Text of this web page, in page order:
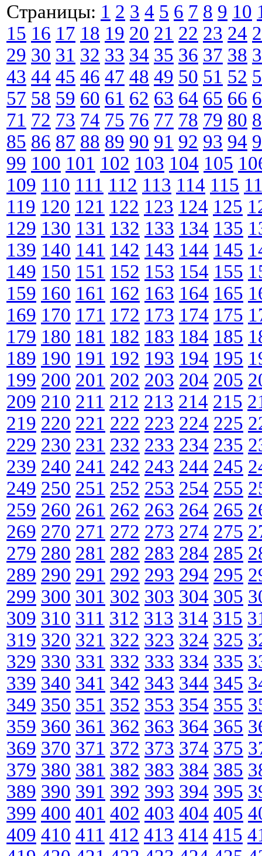
Страницы: 1 2 3 4 5 6 7 8 9 10
15 16 17 18 19 20 21 22 23 24
29 30 31 32 33 34 35 36 37 38
43 44 45 46 47 48 49 50 51 52
57 58 59 60 61 62 63 64 65 66
71 72 73 74 75 76 77 78 79 80
85 86 87 88 89 90 91 92 93 94
99 100 101 102 103 104 105
109 110 111 112 113 114 115
119 120 121 122 123 124 125
129 130 131 132 133 134 135
139 140 141 142 143 144 145
149 150 151 152 153 154 155
159 160 161 162 163 164 165
169 170 171 172 173 174 175
179 180 181 182 183 184 185
189 190 191 192 193 194 195
199 200 201 202 203 204 205
209 210 211 212 213 214 215
219 220 221 222 223 224 225
229 230 231 232 233 234 235
239 240 241 242 243 244 245
249 250 251 252 253 254 255
259 260 261 262 263 264 265
269 270 271 272 273 274 275
279 280 281 282 283 284 285
289 290 291 292 293 294 295
299 300 301 302 303 304 305
309 310 311 312 313 314 315
319 320 321 322 323 324 325
329 330 331 332 333 334 335
339 340 341 342 343 344 345
349 350 351 352 353 354 355
359 360 361 362 363 364 365
369 370 371 372 373 374 375
379 380 381 382 383 384 385
389 390 391 392 393 394 395
399 400 401 402 403 404 405
409 410 411 412 413 414 415